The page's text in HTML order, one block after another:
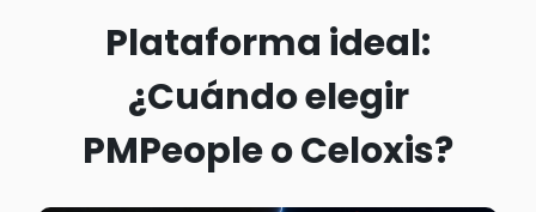
Plataforma ideal:
¿Cuándo elegir
PMPeople o Celoxis?